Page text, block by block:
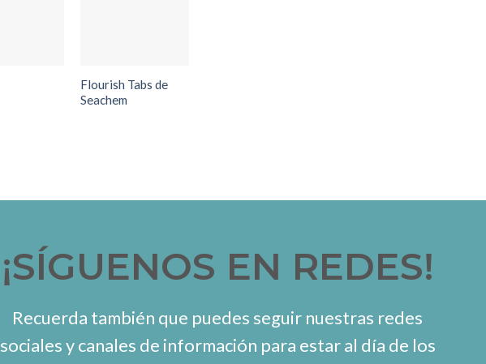
Flourish Tabs de
Seachem
¡SÍGUENOS EN REDES!
Recuerda también que puedes seguir nuestras redes
sociales y canales de información para estar al día de los